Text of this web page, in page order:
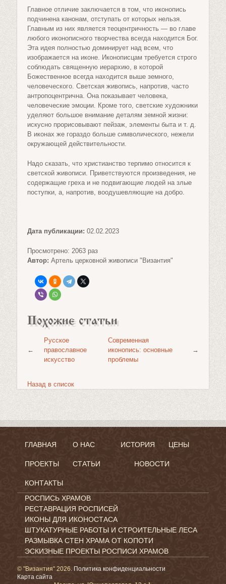
Главное отличие заключается в том, что иконопись
подчинена канонам, отступать от которых нельзя.
Главным из них является теоцентричность — во главе
любого иконописного творчества всегда находится Бог.
Эта идея полностью доминирует над всем, что
изображается на иконе. Иконописцам требуется строго
соблюдать священную иерархию, в которой
Божественное всегда находится выше земного,
человеческого. Светская живопись, напротив, часто
антропоцентрична. Она показывает человека,
человеческие эмоции. Кроме того, светские художники
уделяют большое внимание деталям земной жизни:
искусно прорисовывают пейзаж, элементы быта и т. д.
В иконах же гораздо больше символического, нежели
окружающей действительности.
Надо сказать, что христианство терпимо относится к
светской живописи. Приветствуются произведения, не
содержащие греха и не подвигающие людей на злые
поступки, а, напротив, воодушевляющие на добро.
Дата публикации: 02.02.2023
Просмотрено: 2063 раз
Автор: Артель церковной живописи "Византия"
Похожие статьи
←
Русское
православное
искусство
Современная
иконопись: основные
проблемы
→
Назад в список
ГЛАВНАЯ О НАС ИСТОРИЯ ЦЕНЫ
ПРОЕКТЫ СТАТЬИ НОВОСТИ
КОНТАКТЫ
РОСПИСЬ ХРАМОВ
РЕСТАВРАЦИЯ РОСПИСЕЙ
ИКОНЫ ДЛЯ ИКОНОСТАСА
ШТУКАТУРНЫЕ РАБОТЫ И СТРОИТЕЛЬНЫЕ ЛЕСА
РАЗМЫВКА СТЕН ХРАМА ОТ КОПОТИ
ЭСКИЗНЫЕ ПРОЕКТЫ РОСПИСИ ХРАМОВ
© "Византия" 2026. Политика конфиденциальности
Карта сайта